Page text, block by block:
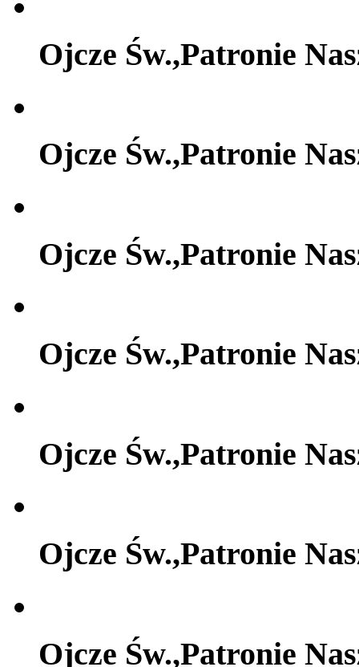
Ojcze Św.,Patronie
Ojcze Św.,Patronie
Ojcze Św.,Patronie
Ojcze Św.,Patronie
Ojcze Św.,Patronie
Ojcze Św.,Patronie
Ojcze Św.,Patronie